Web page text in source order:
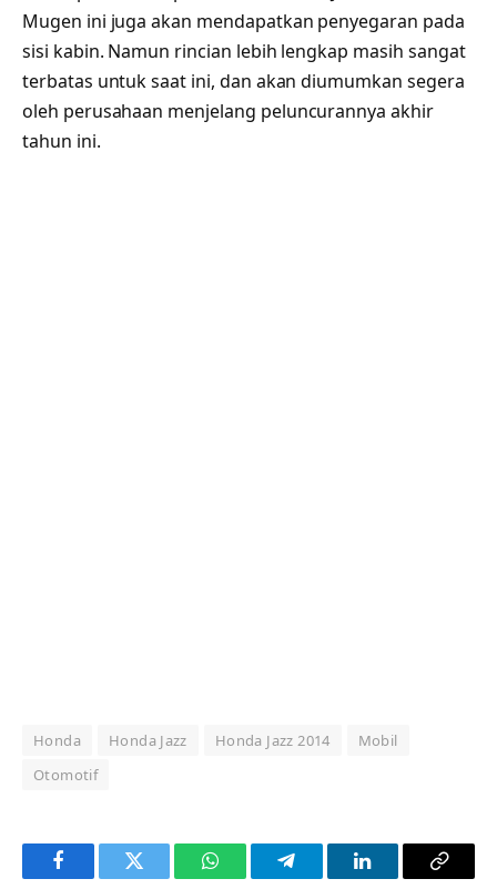
Mugen ini juga akan mendapatkan penyegaran pada
sisi kabin. Namun rincian lebih lengkap masih sangat
terbatas untuk saat ini, dan akan diumumkan segera
oleh perusahaan menjelang peluncurannya akhir
tahun ini.
Honda Honda Jazz Honda Jazz 2014
Mobil
Otomotif
FacebookTwitter WhatsAppTelegramLinkedInCopy